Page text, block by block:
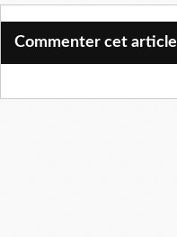
Commenter cet article